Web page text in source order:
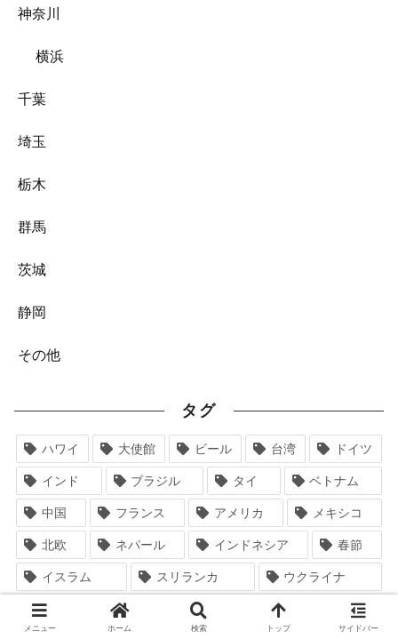
神奈川
横浜
千葉
埼玉
栃木
群馬
茨城
静岡
その他
タグ
ハワイ 大使館 ビール 台湾 ドイツ
インド ブラジル タイ ベトナム
中国 フランス アメリカ メキシコ
北欧 ネパール インドネシア 春節
イスラム スリランカ ウクライナ
フィリピン スペイン ミャンマー
メニュー ホーム 検索 トップ サイドバー